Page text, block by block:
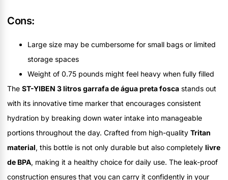
Cons:
Large size may be cumbersome for small bags or limited
storage spaces
Weight of 0.75 pounds might feel heavy when fully filled
The ST-YIBEN 3 litros garrafa de água preta fosca stands out
with its innovative time marker that encourages consistent
hydration by breaking down water intake into manageable
portions throughout the day. Crafted from high-quality Tritan
material, this bottle is not only durable but also completely livre
de BPA, making it a healthy choice for daily use. The leak-proof
construction ensures that you can carry it confidently in your